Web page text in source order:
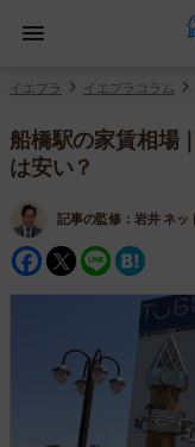
イエプラ イエプラコラム
船橋駅の家賃相場
は安い？
記事の監修： 岩井 ネッ
Facebook
Twitter
Line